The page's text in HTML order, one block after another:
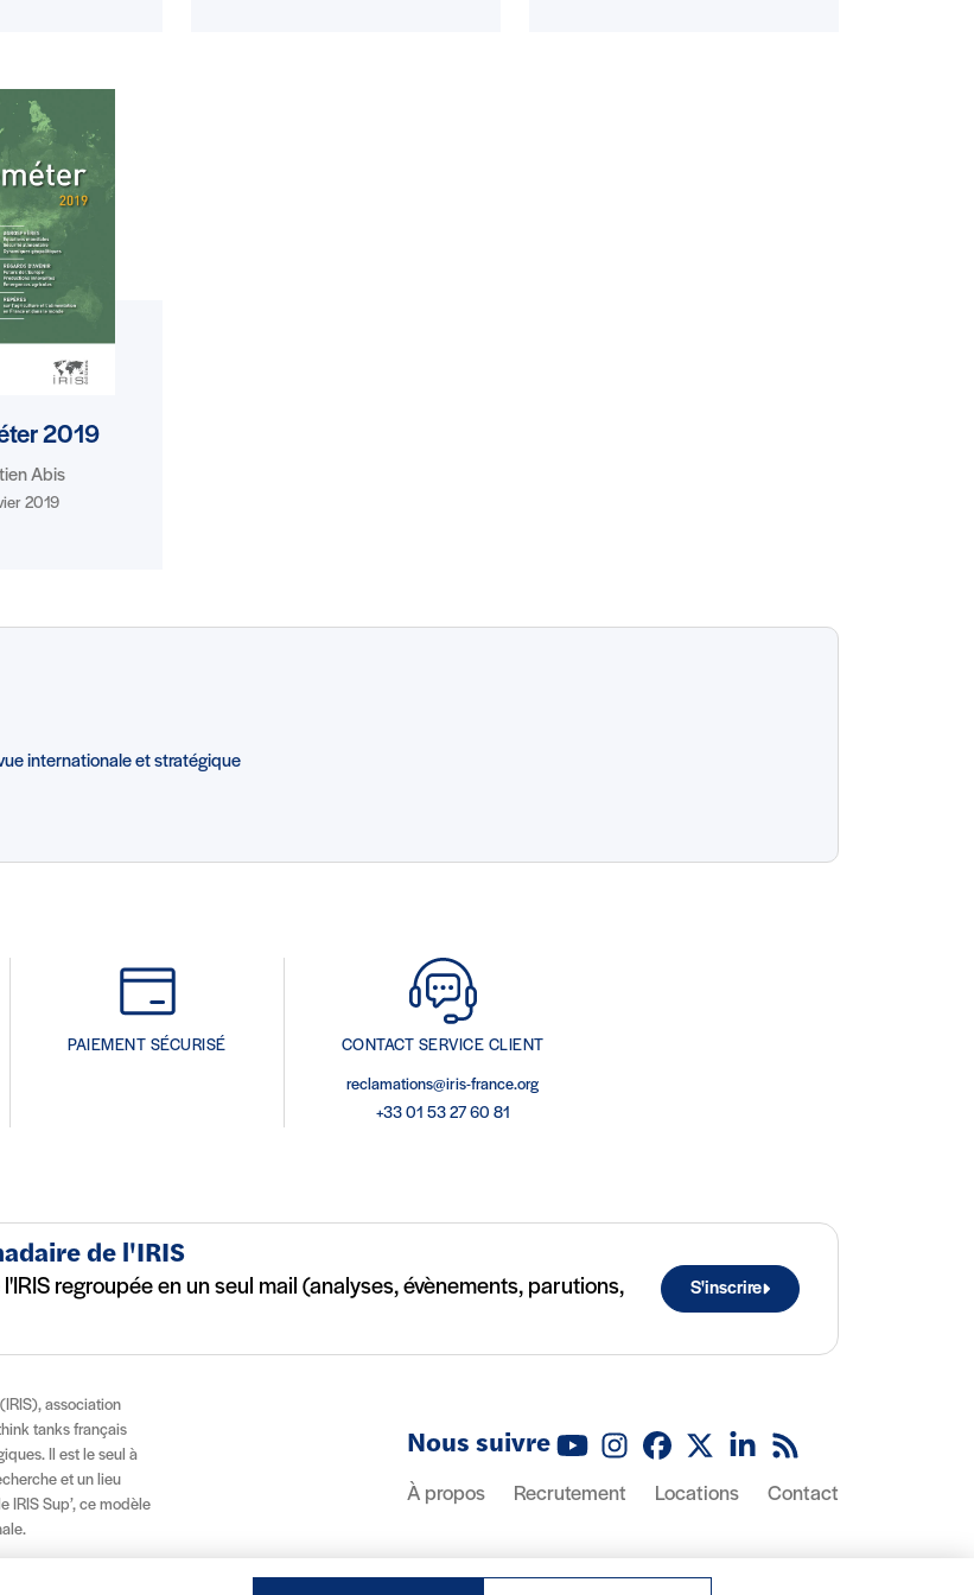
2019
Abis
2019
internationale et stratégique
PAIEMENT SÉCURISÉ CONTACT SERVICE CLIENT
reclamations@iris-france.org
+33 01 53 27 60 81
de l'IRIS
regroupée en un seul mail (analyses, évènements, parutions,
S'inscrire
association
tanks français
Il est le seul à
et un lieu
IRIS Sup’, ce modèle
Nous suivre YoutubeInstagramFacebookX (Twitter)
LinkedinFlux RSS
À propos Recrutement Locations Contact